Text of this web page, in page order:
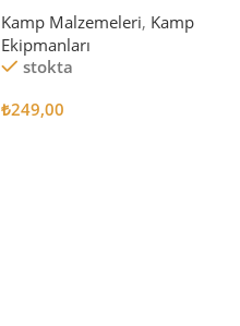
Kamp Malzemeleri, Kamp
Ekipmanları
stokta
₺249,00